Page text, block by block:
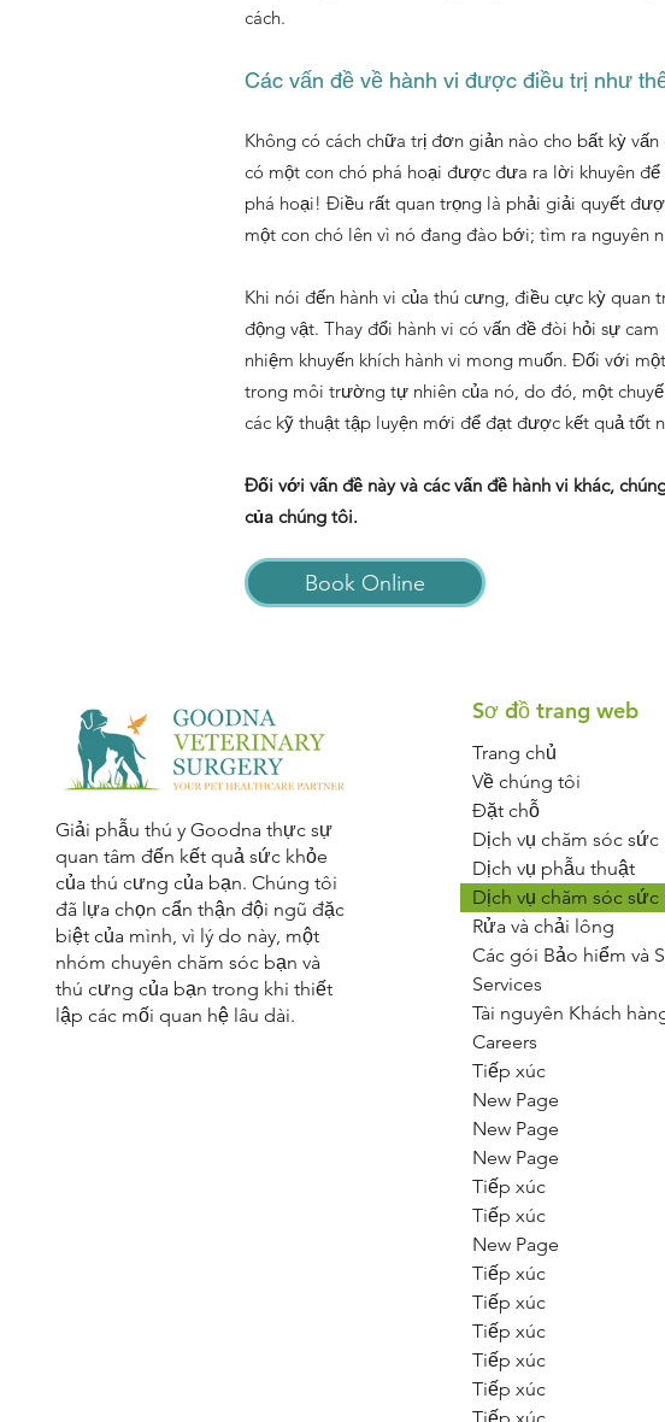
cách.
Các vấn đề về hành vi được điều trị như
Không có cách chữa trị đơn giản nào cho bất kỳ
có một con chó phá hoại được đưa ra lời khuyên
phá hoại! Điều rất quan trọng là phải giải quyết
một con chó lên vì nó đang đào bới; tìm ra nguyên
Khi nói đến hành vi của thú cưng, điều cực kỳ quan
động vật. Thay đổi hành vi có vấn đề đòi hỏi sự
nhiệm khuyến khích hành vi mong muốn. Đối với
trong môi trường tự nhiên của nó, do đó, một
các kỹ thuật tập luyện mới để đạt được kết quả tốt
Đối với vấn đề này và các vấn đề hành vi khác,
của chúng tôi.
Book Online
Giải phẫu thú y Goodna thực sự
quan tâm đến kết quả sức khỏe
của thú cưng của bạn. Chúng tôi
đã lựa chọn cẩn thận đội ngũ đặc
biệt của mình, vì lý do này, một
nhóm chuyên chăm sóc bạn và
thú cưng của bạn trong khi thiết
lập các mối quan hệ lâu dài.
Sơ đồ trang web
Trang chủ
Về chúng tôi
Đặt chỗ
Dịch vụ chăm sóc sức
Dịch vụ phẫu thuật
Dịch vụ chăm sóc sức
Rửa và chải lông
Các gói Bảo hiểm và
Services
Tài nguyên Khách
Careers
Tiếp xúc
New Page
New Page
New Page
Tiếp xúc
Tiếp xúc
New Page
Tiếp xúc
Tiếp xúc
Tiếp xúc
Tiếp xúc
Tiếp xúc